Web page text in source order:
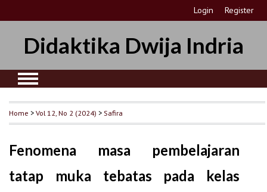
Login Register
Didaktika Dwija Indria
Home >Vol 12, No 2 (2024) > Safira
Fenomena masa pembelajaran
tatap muka tebatas pada kelas